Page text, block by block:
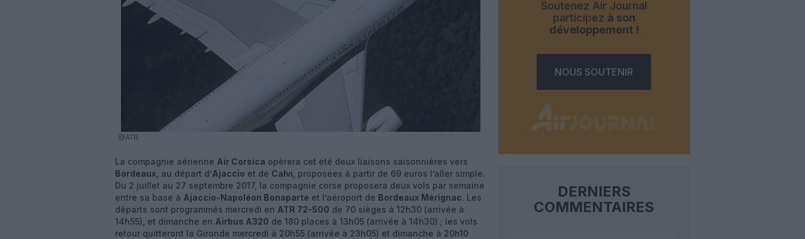
@ATR
La compagnie aérienne Air Corsica opèrera cet été deux liaisons saisonnières vers
Bordeaux , au départ d’Ajaccio et de Calvi , proposées à partir de 69 euros l’aller simple.
Du 2 juillet au 27 septembre 2017, la compagnie corse proposera deux vols par semaine
entre sa base à Ajaccio-Napoléon Bonaparte et l’aéroport de Bordeaux Mérignac. Les
départs sont programmés mercredi en ATR 72-500 de 70 sièges à 12h30 (arrivée à
14h55), et dimanche en Airbus A320 de 180 places à 13h05 (arrivée à 14h30) ; les vols
retour quitteront la Gironde mercredi à 20h55 (arrivée à 23h05) et dimanche à 20h10
Soutenez Air Journal
participez à son
développement !
NOUS SOUTENIR
DERNIERS
COMMENTAIRES